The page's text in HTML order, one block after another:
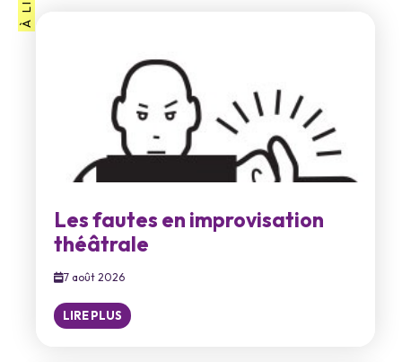
Les fautes en improvisation
théâtrale
7 août 2026
LIRE PLUS